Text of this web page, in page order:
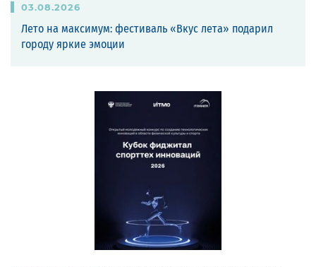
03.08.2026
Лето на максимум: фестиваль «Вкус лета» подарил
городу яркие эмоции